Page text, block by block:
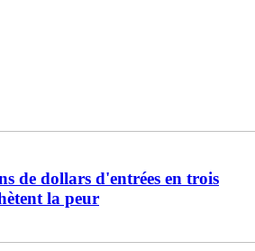
de dollars d'entrées en trois
la peur